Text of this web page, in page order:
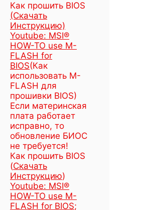
Как прошить BIOS
(Скачать
Инструкцию)
Youtube: MSI®
HOW-TO use M-
FLASH for
BIOS(Как
использовать M-
FLASH для
прошивки BIOS)
Если материнская
плата работает
исправно, то
обновление БИОС
не требуется!
Как прошить BIOS
(Скачать
Инструкцию)
Youtube: MSI®
HOW-TO use M-
FLASH for BIOS;